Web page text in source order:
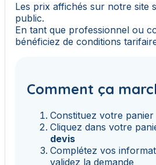
Les prix affichés sur notre site
public.
En tant que professionnel ou
bénéficiez de conditions
Comment ça
Constituez votre panier
Cliquez dans votre
devis
Complétez vos
validez la demande